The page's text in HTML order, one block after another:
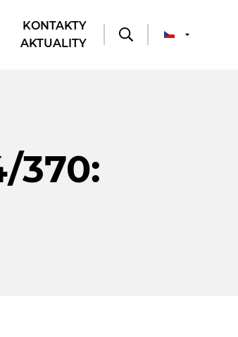
KONTAKTY
AKTUALITY
370: